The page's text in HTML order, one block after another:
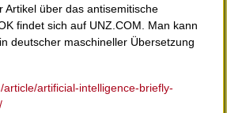
Artikel über das antisemitische
findet sich auf UNZ.COM. Man kann
deutscher maschineller Übersetzung
article/artificial-intelligence-briefly-